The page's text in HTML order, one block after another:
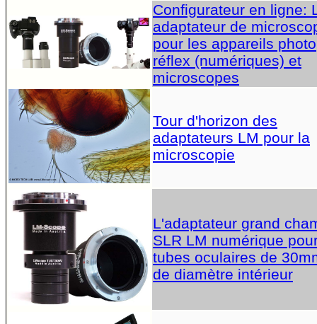
Configurateur en ligne:
adaptateur de
pour les appareils photo
réflex (numériques) et
microscopes
Tour d'horizon des
adaptateurs LM pour la
microscopie
L'adaptateur grand
SLR LM numérique
tubes oculaires de
de diamètre intérieur